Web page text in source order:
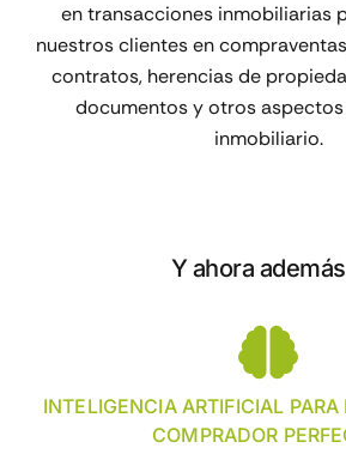
en transacciones inmobiliarias
nuestros clientes en
contratos, herencias de
documentos y otros
inmobiliario.
Y ahora
INTELIGENCIA ARTIFICIAL
COMPRADOR